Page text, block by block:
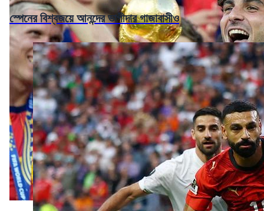
স্পেনের বিশ্বজয়ে আনন্দের ভাগীদার গাজাবাসীও